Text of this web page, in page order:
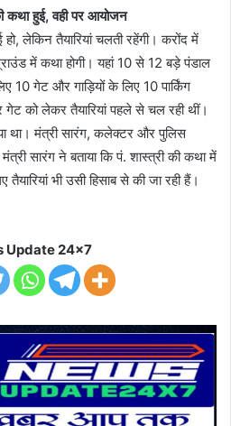
कथा हुई, वही पर आयोजन
लेकिन तैयारियां चलती रहेंगी। करोंद में
में कथा होगी। यहां 10 से 12 बड़े पंडाल
10 गेट और गाड़ियों के लिए 10 पार्किंग
गेट को लेकर तैयारियां पहले से चल रही थीं।
था। मंत्री सारंग, कलेक्टर और पुलिस
सारंग ने बताया कि पं. शास्त्री की कथा में
भी उसी हिसाब से की जा रही हैं।
Update 24x7